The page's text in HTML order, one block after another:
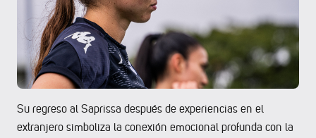
Su regreso al Saprissa después de experiencias en el
extranjero simboliza la conexión emocional profunda con la